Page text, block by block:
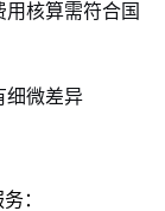
核算需符合国
细微差异
：